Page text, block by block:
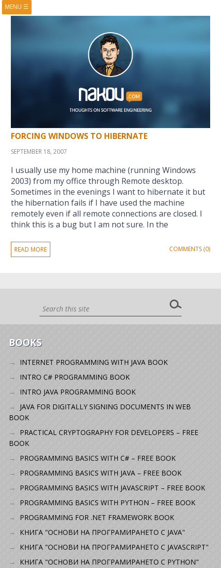
MENU ☰
FORCING WINDOWS TO HIBERNATE
SEPTEMBER 18, 2007
I usually use my home machine (running Windows
2003) from my office through Remote desktop.
Sometimes in the evenings I want to hibernate it but
the hibernation fails if I have used the machine
remotely even if all remote connections are closed. I
think this is a bug but I am not sure. In the
READ MORE COMMENTS (0)
BOOKS
INTERNET PROGRAMMING WITH JAVA BOOK
INTRO C# PROGRAMMING BOOK
INTRO JAVA PROGRAMMING BOOK
JAVA FOR DIGITALLY SIGNING DOCUMENTS IN WEB
BOOK
PRACTICAL CRYPTOGRAPHY FOR DEVELOPERS – FREE
BOOK
PROGRAMMING BASICS WITH C# – FREE BOOK
PROGRAMMING BASICS WITH JAVA – FREE BOOK
PROGRAMMING BASICS WITH JAVASCRIPT – FREE BOOK
PROGRAMMING BASICS WITH PYTHON – FREE BOOK
PROGRAMMING FOR .NET FRAMEWORK BOOK
КНИГА "ОСНОВИ НА ПРОГРАМИРАНЕТО С JAVA"
КНИГА "ОСНОВИ НА ПРОГРАМИРАНЕТО С JAVASCRIPT"
КНИГА "ОСНОВИ НА ПРОГРАМИРАНЕТО С PYTHON"